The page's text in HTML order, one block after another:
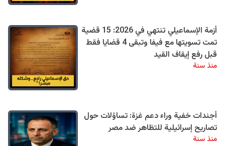
أزمة الإسماعيلي تنتهي في 2026: 15 قضية
تمت تسويتها مع فيفا وتبقى 4 قضايا فقط
قبل رفع إيقاف القيد
منذ سنة
أجندات خفية وراء دعم غزة: تساؤلات حول
تصاريح إسرائيلية للتظاهر ضد مصر
منذ سنة